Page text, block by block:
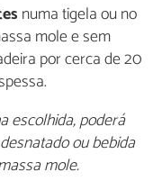
numa tigela ou no
mole e sem
por cerca de 20
escolhida, poderá
ou bebida
mole.